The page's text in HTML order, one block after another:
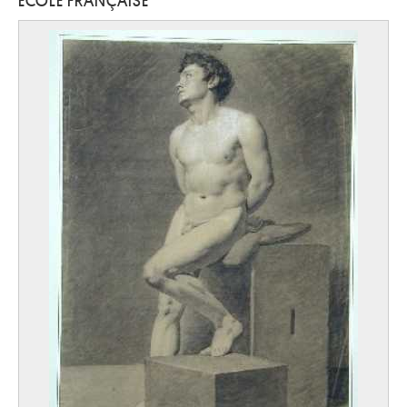
Ecole des Pays-Bas Méridionaux, Bruges ?
Premier quart XVIe siècle
Ecole des Pays-Bas méridionaux, Bruxelles
entre 1495 - 1506
Ecole des Pays-Bas méridionaux, Bruxelles
milieu XVIe siècle
Ecole des Pays-Bas méridionaux, Bruxelles
vers 1500
Ecole des Pays-Bas méridionaux, Bruxelles
vers 1450
Ecole des Pays-Bas méridionaux, Bruxelles
dernier quart XVe siècle
Ecole des Pays-Bas Méridionaux, Bruxelles
Ecole des Pays-Bas méridionaux, Bruxelles
deuxième quart XVIe siècle
Ecole des Pays-Bas Méridionaux, Bruxelles